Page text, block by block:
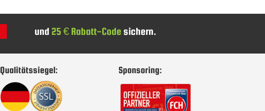
und 25 € Rabatt-Code sichern.
Qualitätssiegel: Sponsoring: